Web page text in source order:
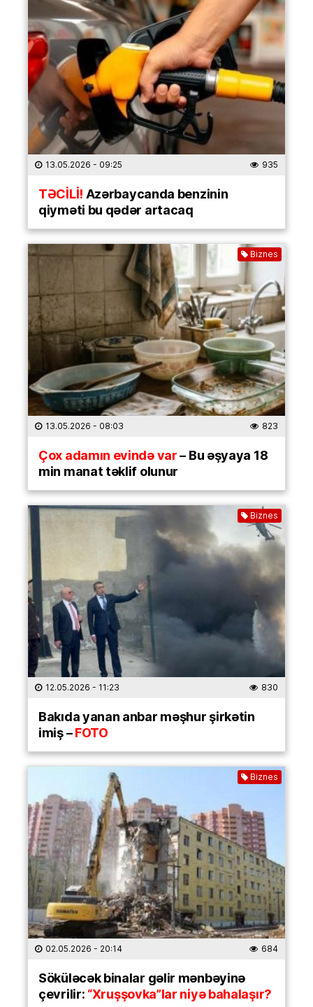
13.05.2026 - 09:25 935
TƏCİLİ!Azərbaycanda benzinin
qiyməti bu qədər artacaq
Biznes
13.05.2026 - 08:03 823
Çox adamın evində var– Bu əşyaya 18
min manat təklif olunur
Biznes
12.05.2026 - 11:23 830
Bakıda yanan anbar məşhur şirkətin
imiş –FOTO
Biznes
02.05.2026 - 20:14 684
Söküləcək binalar gəlir mənbəyinə
çevrilir:“Xruşşovka”lar niyə bahalaşır?